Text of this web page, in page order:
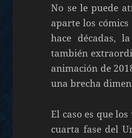
No se le puede
aparte los
hace décadas,
también
animación de
una brecha
El caso es que
cuarta fase del